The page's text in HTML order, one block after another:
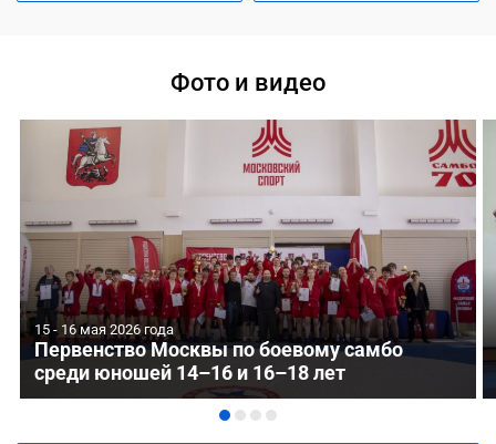
Фото и видео
15 - 16 мая 2026 года
Первенство Москвы по боевому самбо
среди юношей 14–16 и 16–18 лет